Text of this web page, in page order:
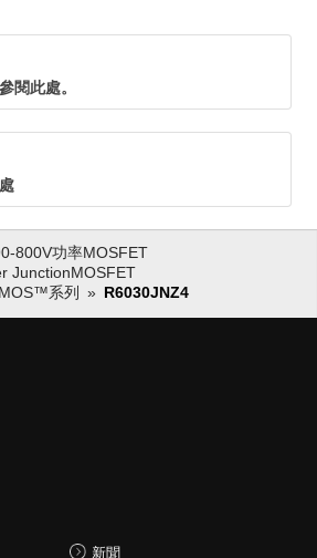
閱此處。
800V功率MOSFET
JunctionMOSFET
系列
R6030JNZ4
新聞